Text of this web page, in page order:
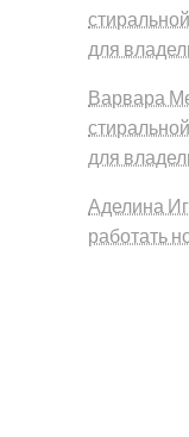
для
Варвара
для
Аделина
работать